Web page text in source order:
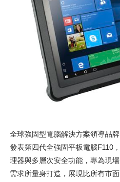
全球強固型電腦解決方案領導品
發表第四代全強固平板電腦F110
理器與多層次安全功能，專為現
需求所量身打造，展現比所有市